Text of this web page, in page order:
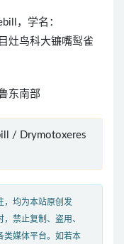
，学名：
灶鸟科大镰嘴䴕雀
东南部
/ Drymotoxeres
，均为本站原创发
禁止复制、盗用、
类媒体平台。如若本